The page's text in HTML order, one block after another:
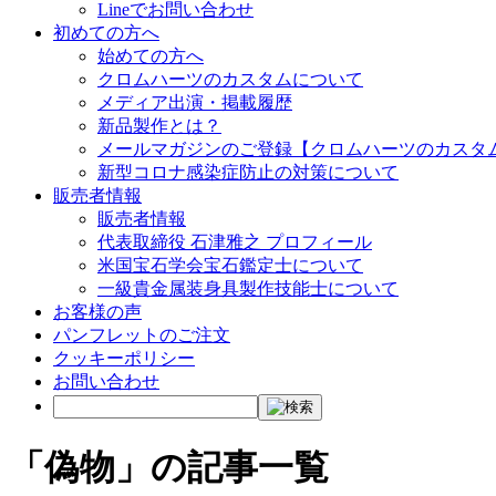
Lineでお問い合わせ
初めての方へ
始めての方へ
クロムハーツのカスタムについて
メディア出演・掲載履歴
新品製作とは？
メールマガジンのご登録【クロムハーツのカスタ
新型コロナ感染症防止の対策について
販売者情報
販売者情報
代表取締役 石津雅之 プロフィール
米国宝石学会宝石鑑定士について
一級貴金属装身具製作技能士について
お客様の声
パンフレットのご注文
クッキーポリシー
お問い合わせ
「偽物」の記事一覧